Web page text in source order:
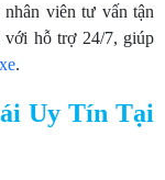
viên tư vấn tận
với hỗ trợ 24/7, giúp
.
Uy Tín Tại